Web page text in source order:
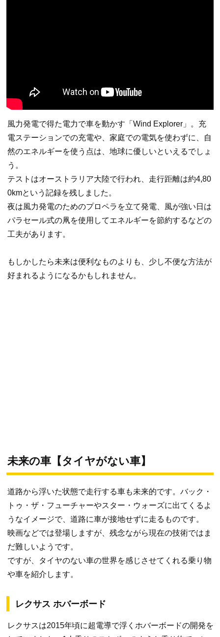
風力発電で得た電力で車を動かす「Wind Explorer」。充
電ステーションでの充電や、家庭での電気を使わずに、自
然のエネルギーを使う点は、地球に優しいといえるでしょ
う。
テストはオーストラリア大陸で行われ、走行距離は約4,80
0kmという記録を残しました。
夜は風力発電のためのプロペラを立て発電、風が強い日は
パラセール式の凧を使用してエネルギーを節約するなどの
工夫があります。
もしかしたら未来は便利なものよりも、少し不便な方法が
好まれるようになるかもしれません。
未来の車【タイヤがない車】
道路から浮いた状態で走行する車も未来的です。バック・
トゥ・ザ・フューチャーやスター・ウォーズに出てくるよ
うなイメージで、道路に車が接地せずに走るものです。
映画などでは登場しますが、残念ながら現在の技術ではま
だ難しいようです。
ですが、タイヤのない車の世界を感じさせてくれる乗り物
や車を紹介します。
レクサス ホバーボード
レクサスは2015年頃に超電導で浮くホバーボードの開発を